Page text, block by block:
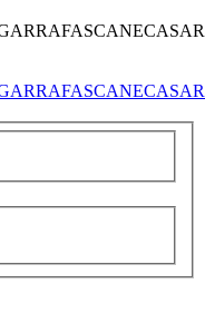
CANECASAR
CANECASAR